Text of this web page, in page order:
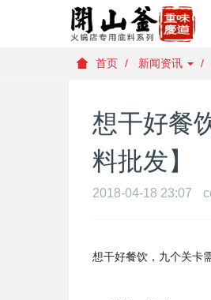
首页 新闻资讯
想干好餐
料批发】
2018-04-18 23:07
想干好餐饮，九个关卡